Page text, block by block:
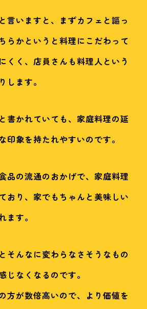
言いますと、まずカフェと謳っ
らかというと料理にこだわって
くく、店員さんも料理人という
します。
書かれていても、家庭料理の延
印象を持たれやすいのです。
品の流通のおかげで、家庭料理
おり、家でもちゃんと美味しい
ます。
そんなに変わらなさそうなもの
じなくなるのです。
方が数倍高いので、より価値を